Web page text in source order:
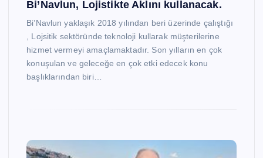
Bi’Navlun, Lojistikte Aklını kullanacak.
Bi’Navlun yaklaşık 2018 yılından beri üzerinde çalıştığı
, Lojsitik sektöründe teknoloji kullarak müşterilerine
hizmet vermeyi amaçlamaktadır. Son yılların en çok
konuşulan ve geleceğe en çok etki edecek konu
başlıklarından biri…